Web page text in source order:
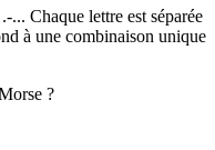
Chaque lettre est séparée
à une combinaison unique
?